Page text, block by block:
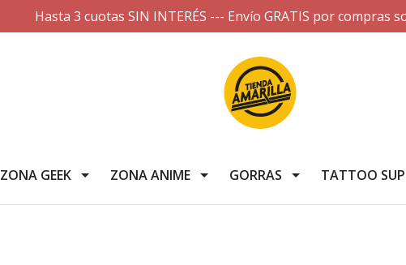
Hasta 3 cuotas SIN INTERÉS --- Envío GRATIS por compras
ZONA GEEK ZONA ANIME GORRAS TATTOO